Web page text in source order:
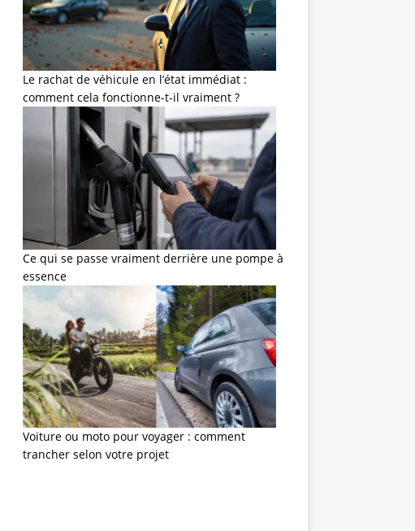
Le rachat de véhicule en l’état immédiat :
comment cela fonctionne-t-il vraiment ?
Ce qui se passe vraiment derrière une pompe à
essence
Voiture ou moto pour voyager : comment
trancher selon votre projet